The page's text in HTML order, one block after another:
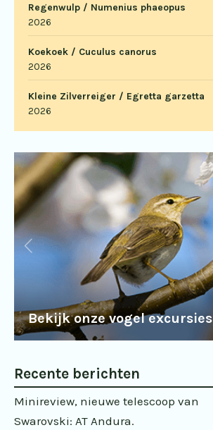
Regenwulp / Numenius phaeopus
2026
Koekoek / Cuculus canorus
2026
Kleine Zilverreiger / Egretta garzetta
2026
Bekijk onze vogel excursies
Recente berichten
Minireview, nieuwe telescoop van
Swarovski: AT Andura.